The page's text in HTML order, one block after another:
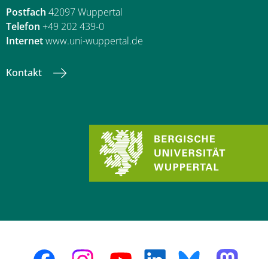
Postfach 42097 Wuppertal
Telefon +49 202 439-0
Internetwww.uni-wuppertal.de
Kontakt